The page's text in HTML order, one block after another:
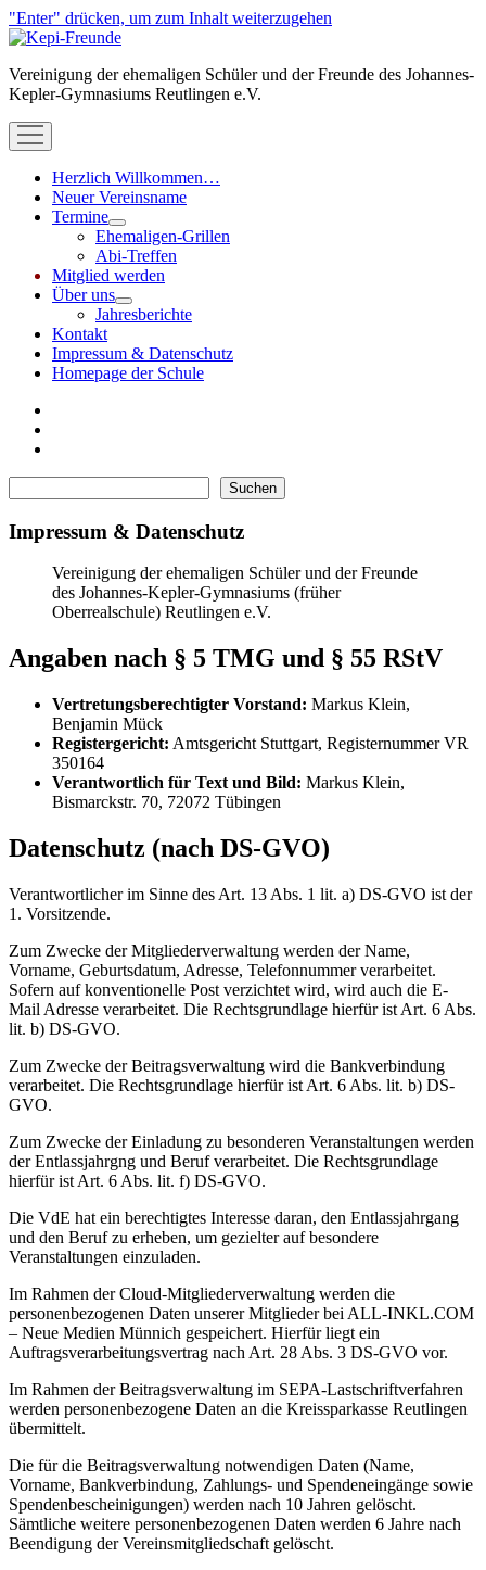
"Enter" drücken, um zum Inhalt weiterzugehen
Kepi-
Vereinigung der ehemaligen Schüler und der Freunde des Johannes-
Kepler-Gymnasiums Reutlingen e.V.
open
menu
Herzlich Willkommen…
Neuer Vereinsname
Termine
open
menu
Ehemaligen-Grillen
Abi-Treffen
Mitglied werden
Über uns
open
menu
Jahresberichte
Kontakt
Impressum & Datenschutz
Homepage der Schule
Suchen
Impressum & Datenschutz
Vereinigung der ehemaligen Schüler und der Freunde
des Johannes-Kepler-Gymnasiums (früher
Oberrealschule) Reutlingen e.V.
Angaben nach § 5 TMG und § 55 RStV
Vertretungsberechtigter Vorstand: Markus Klein,
Benjamin Mück
Registergericht: Amtsgericht Stuttgart, Registernummer VR
350164
Verantwortlich für Text und Bild: Markus Klein,
Bismarckstr. 70, 72072 Tübingen
Datenschutz (nach DS-GVO)
Verantwortlicher im Sinne des Art. 13 Abs. 1 lit. a) DS-GVO ist der
1. Vorsitzende.
Zum Zwecke der Mitgliederverwaltung werden der Name,
Vorname, Geburtsdatum, Adresse, Telefonnummer verarbeitet.
Sofern auf konventionelle Post verzichtet wird, wird auch die E-
Mail Adresse verarbeitet. Die Rechtsgrundlage hierfür ist Art. 6 Abs.
lit. b) DS-GVO.
Zum Zwecke der Beitragsverwaltung wird die Bankverbindung
verarbeitet. Die Rechtsgrundlage hierfür ist Art. 6 Abs. lit. b) DS-
GVO.
Zum Zwecke der Einladung zu besonderen Veranstaltungen werden
der Entlassjahrgng und Beruf verarbeitet. Die Rechtsgrundlage
hierfür ist Art. 6 Abs. lit. f) DS-GVO.
Die VdE hat ein berechtigtes Interesse daran, den Entlassjahrgang
und den Beruf zu erheben, um gezielter auf besondere
Veranstaltungen einzuladen.
Im Rahmen der Cloud-Mitgliederverwaltung werden die
personenbezogenen Daten unserer Mitglieder bei ALL-INKL.COM
– Neue Medien Münnich gespeichert. Hierfür liegt ein
Auftragsverarbeitungsvertrag nach Art. 28 Abs. 3 DS-GVO vor.
Im Rahmen der Beitragsverwaltung im SEPA-Lastschriftverfahren
werden personenbezogene Daten an die Kreissparkasse Reutlingen
übermittelt.
Die für die Beitragsverwaltung notwendigen Daten (Name,
Vorname, Bankverbindung, Zahlungs- und Spendeneingänge sowie
Spendenbescheinigungen) werden nach 10 Jahren gelöscht.
Sämtliche weitere personenbezogenen Daten werden 6 Jahre nach
Beendigung der Vereinsmitgliedschaft gelöscht.